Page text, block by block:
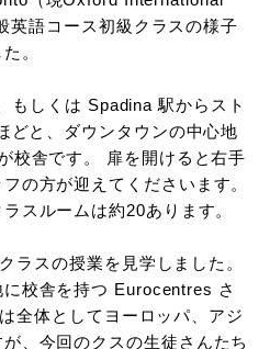
英語コース初級クラスの様子
。
もしくは Spadina 駅からスト
どと、ダウンタウンの中心地
校舎です。 扉を開けると右手
の方が迎えてくださいます。
スルームは約20あります。
ラスの授業を見学しました。
校舎を持つ Eurocentres さ
全体としてヨーロッパ、アジ
、今回のクスの生徒さんたち